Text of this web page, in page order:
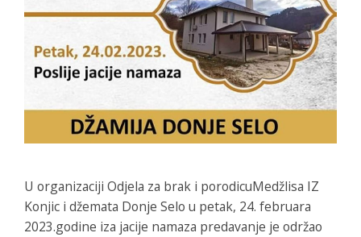
U organizaciji Odjela za brak i porodicuMedžlisa IZ
Konjic i džemata Donje Selo u petak, 24. februara
2023.godine iza jacije namaza predavanje je održao